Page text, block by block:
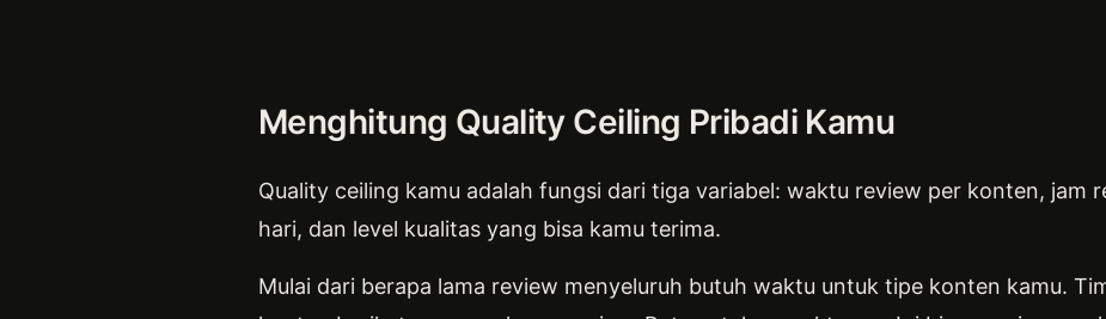
Menghitung Quality Ceiling Pribadi Kamu
Quality ceiling kamu adalah fungsi dari tiga variabel: waktu review per konten, jam
hari, dan level kualitas yang bisa kamu terima.
Mulai dari berapa lama review menyeluruh butuh waktu untuk tipe konten kamu.